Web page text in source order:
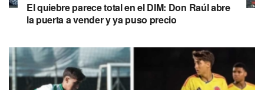
El quiebre parece total en el DIM: Don Raúl abre
la puerta a vender y ya puso precio